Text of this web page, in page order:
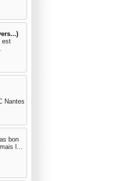
est
Nantes
bon
l...